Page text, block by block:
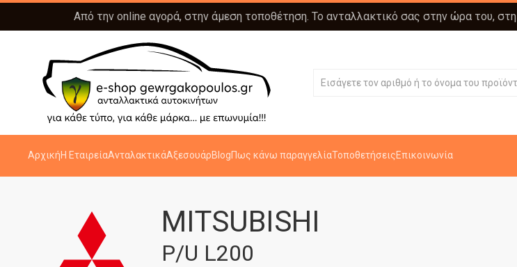
Από την online αγορά, στην άμεση τοποθέτηση. Το ανταλλακτικό σας στην ώρα του,
ΑρχικήΗ ΕταιρείαΑνταλακτικάΑξεσουάρBlogΠως κάνω παραγγελίαΤοποθετήσειςΕπικοινωνία
MITSUBISHI
P/U L200